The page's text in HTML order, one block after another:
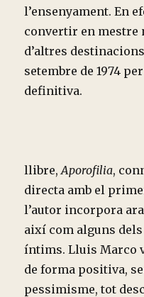
l’ensenyament. En
convertir en mestre
d’altres
setembre de 1974
definitiva.
llibre,Aporofilia,
directa amb el
l’autor incorpora
així com alguns
íntims. Lluis Marco
de forma positiva,
pessimisme, tot